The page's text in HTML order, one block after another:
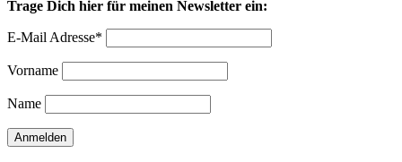
Trage Dich hier für meinen Newsletter ein:
E-Mail Adresse*
Vorname
Name